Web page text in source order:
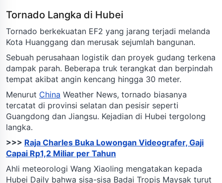
Tornado Langka di Hubei
Tornado berkekuatan EF2 yang jarang terjadi melanda
Kota Huanggang dan merusak sejumlah bangunan.
Sebuah perusahaan logistik dan proyek gudang terkena
dampak parah. Beberapa truk terangkat dan berpindah
tempat akibat angin kencang hingga 30 meter.
Menurut China Weather News, tornado biasanya
tercatat di provinsi selatan dan pesisir seperti
Guangdong dan Jiangsu. Kejadian di Hubei tergolong
langka.
>>> Raja Charles Buka Lowongan Videografer, Gaji
Capai Rp1,2 Miliar per Tahun
Ahli meteorologi Wang Xiaoling mengatakan kepada
Hubei Daily bahwa sisa-sisa Badai Tropis Maysak turut